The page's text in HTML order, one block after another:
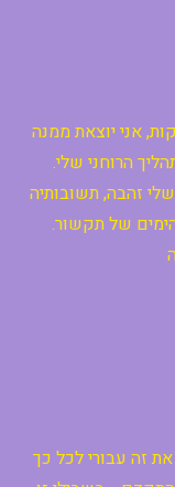
אני יוצאת ממנה
הרוחני שלי.
זהבה, תשובותיה
של תקשור.
זה עבורי לכל כך